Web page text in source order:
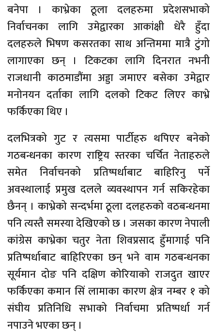
बनेपा । काभ्रेका ठूला दलहरुमा प्रदेशसभाको
निर्वाचनका लागि उमेद्वारका आकांक्षी धेरै हुँदा
दलहरुले भिषण कसरतका साथ अन्तिममा मात्रै टुंगो
लागाएका छन् । टिकटका लागि दिनरात नभनी
राजधानी काठमाडौंमा अड्डा जमाएर बसेका उमेद्वार
मनोनयन दर्ताका लागि दलको टिकट लिएर काभ्रे
फर्किएका थिए ।
दलभित्रको गुट र त्यसमा पार्टीहरु थपिएर बनेको
गठबन्धनका कारण राष्ट्रिय स्तरका चर्चित नेताहरुले
समेत निर्वाचनको प्रतिष्पर्धाबाट बाहिरिनु पर्ने
अवस्थालाई प्रमुख दलले व्यवस्थापन गर्न सकिरहेका
छैनन् । काभ्रेको सन्दर्भमा ठूला दलहरुको वठबन्धनमा
पनि त्यस्तै समस्या देखिएको छ । जसका कारण नेपाली
कांग्रेस काभ्रेका चतुर नेता शिवप्रसाद हुँमागाई पनि
प्रतिष्पर्धाबाट बाहिरिएका छन् भने वाम गठबन्धनका
सूर्यमान दोङ पनि दक्षिण कोरियाको राजदुत खाएर
फर्किएका कमान सिं लामाका कारण क्षेत्र नम्बर १ को
संघीय प्रतिनिधि सभाको निर्वाचमा प्रतिष्पर्धा गर्न
नपाउने भएका छन् ।